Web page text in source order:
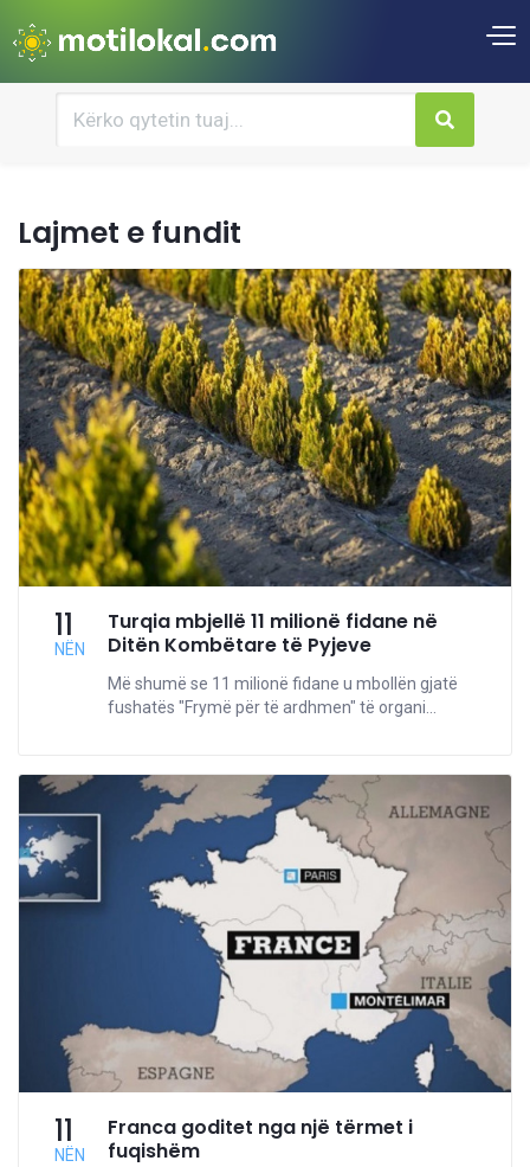
Lajmet e fundit
11
NËN
Turqia mbjellë 11 milionë fidane në
Ditën Kombëtare të Pyjeve
Më shumë se 11 milionë fidane u mbollën gjatë
fushatës "Frymë për të ardhmen" të organi...
11
NËN
Franca goditet nga një tërmet i
fuqishëm